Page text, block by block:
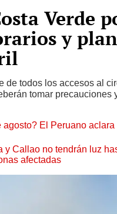
Verde
y
de todos los accesos al
tomar precauciones
El Peruano
y Callao no tendrán luz
afectadas